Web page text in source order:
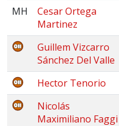
MH
Cesar Ortega
Martinez
Guillem Vizcarro
Sánchez Del Valle
Hector Tenorio
Nicolás
Maximiliano Faggi